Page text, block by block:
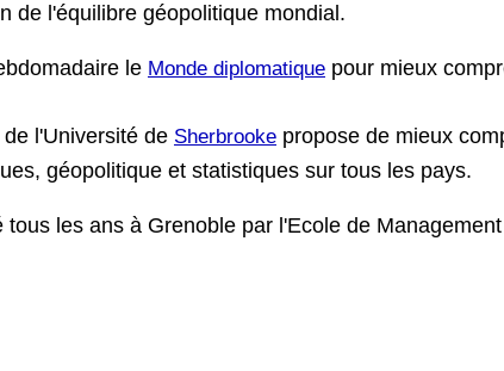
de l'équilibre géopolitique mondial.
le Monde diplomatique pour mieux
l'Université de Sherbrooke propose de mieux
géopolitique et statistiques sur tous les pays.
tous les ans à Grenoble par l'Ecole de